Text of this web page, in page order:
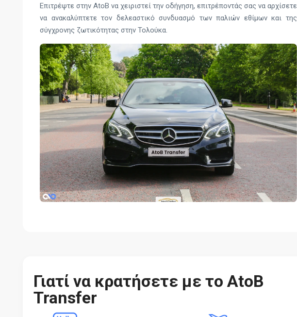
Επιτρέψτε στην AtoB να χειριστεί την οδήγηση, επιτρέποντάς σας να αρχίσετε
να ανακαλύπτετε τον δελεαστικό συνδυασμό των παλιών εθίμων και της
σύγχρονης ζωτικότητας στην Τολούκα.
Γιατί να κρατήσετε με το AtoB
Transfer